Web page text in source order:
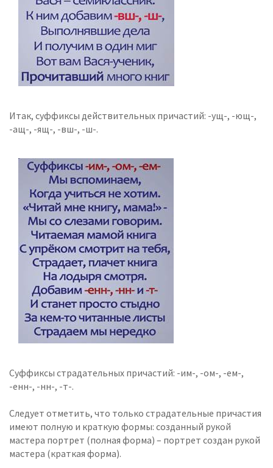
Итак, суффиксы действительных причастий: -ущ-, -ющ-,
-ащ-, -ящ-, -вш-, -ш-.
Суффиксы страдательных причастий: -им-, -ом-, -ем-,
-енн-, -нн-, -т-.
Следует отметить, что только страдательные причастия
имеют полную и краткую формы: созданный рукой
мастера портрет (полная форма) – портрет создан рукой
мастера (краткая форма).